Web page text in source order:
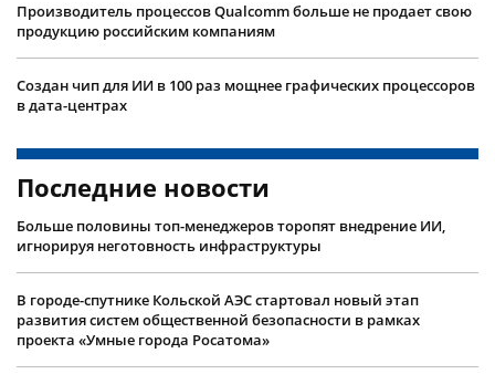
Производитель процессов Qualcomm больше не продает свою
продукцию российским компаниям
Создан чип для ИИ в 100 раз мощнее графических процессоров
в дата-центрах
Последние новости
Больше половины топ-менеджеров торопят внедрение ИИ,
игнорируя неготовность инфраструктуры
В городе-спутнике Кольской АЭС стартовал новый этап
развития систем общественной безопасности в рамках
проекта «Умные города Росатома»